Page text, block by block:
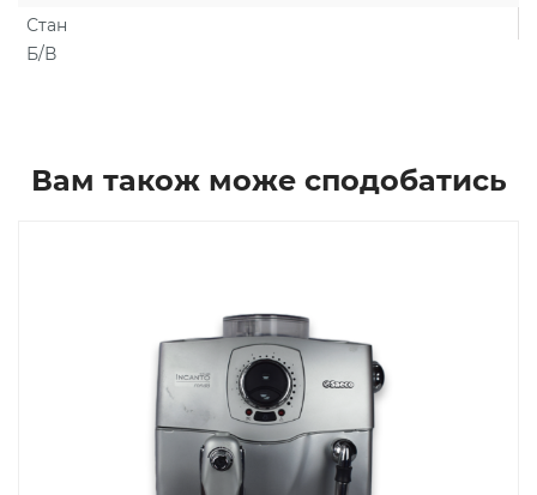
Стан
Б/В
Вам також може сподобатись